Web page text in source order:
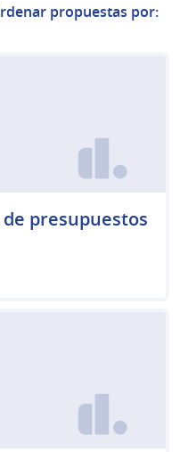
propuestas por:
presupuestos